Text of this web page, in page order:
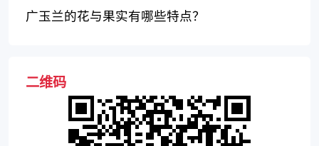
广玉兰的花与果实有哪些特点？
二维码